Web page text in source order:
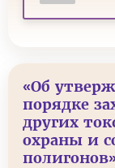
«Об
порядке
других
охраны и